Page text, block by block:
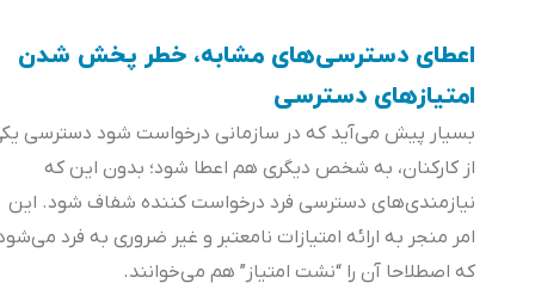
اعطای دسترسی‌های مشابه، خطر پخش شدن
امتیازهای دسترسی
بسیار پیش می‌آید که در سازمانی درخواست شود دسترسی یکی
از کارکنان، به شخص دیگری هم اعطا شود؛ بدون این که
نیازمندی‌های دسترسی فرد درخواست کننده شفاف شود. این
امر منجر به ارائه امتیازات نامعتبر و غیر ضروری به فرد می‌شود
که اصطلاحا آن را “نشت امتیاز” هم می‌خوانند.